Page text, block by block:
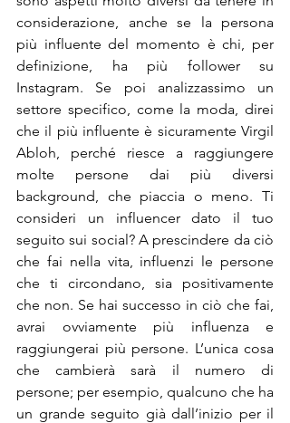
considerazione, anche se la persona
più influente del momento è chi, per
definizione, ha più follower su
Instagram. Se poi analizzassimo un
settore specifico, come la moda, direi
che il più influente è sicuramente Virgil
Abloh, perché riesce a raggiungere
molte persone dai più diversi
background, che piaccia o meno. Ti
consideri un influencer dato il tuo
seguito sui social? A prescindere da ciò
che fai nella vita, influenzi le persone
che ti circondano, sia positivamente
che non. Se hai successo in ciò che fai,
avrai ovviamente più influenza e
raggiungerai più persone. L’unica cosa
che cambierà sarà il numero di
persone; per esempio, qualcuno che ha
un grande seguito già dall’inizio per il